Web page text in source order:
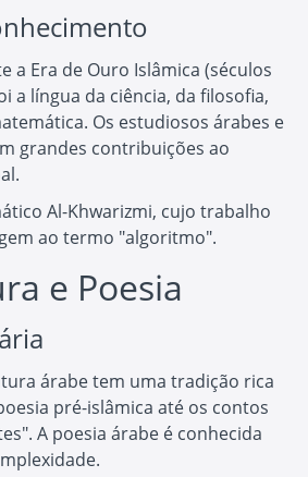
a Era de Ouro Islâmica (séculos
a língua da ciência, da filosofia,
Os estudiosos árabes e
grandes contribuições ao
Al-Khwarizmi, cujo trabalho
ao termo "algoritmo".
e Poesia
árabe tem uma tradição rica
pré-islâmica até os contos
A poesia árabe é conhecida